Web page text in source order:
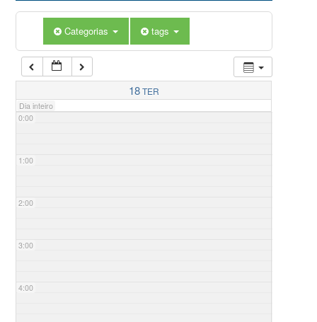
Categorias tags
18TER
Dia inteiro
0:00
1:00
2:00
3:00
4:00